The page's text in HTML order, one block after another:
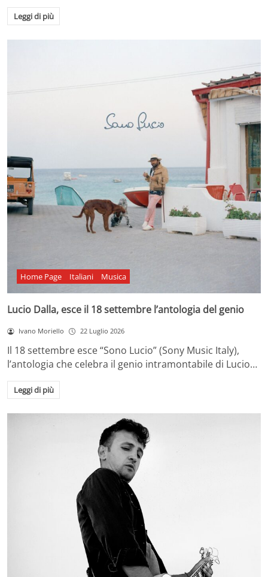
Leggi di più
Home Page Italiani Musica
Lucio Dalla, esce il 18 settembre l’antologia del genio
Ivano Moriello 22 Luglio 2026
Il 18 settembre esce “Sono Lucio” (Sony Music Italy),
l’antologia che celebra il genio intramontabile di Lucio…
Leggi di più